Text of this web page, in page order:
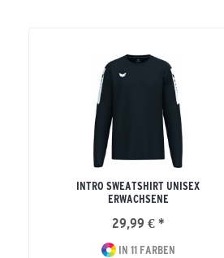
INTRO SWEATSHIRT UNISEX
ERWACHSENE
29,99 € *
IN 11 FARBEN